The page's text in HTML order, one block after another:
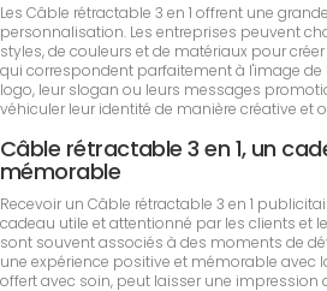
Les Câble rétractable 3 en 1 offrent une
personnalisation. Les entreprises peuvent
styles, de couleurs et de matériaux pour
qui correspondent parfaitement à l'image de
logo, leur slogan ou leurs messages
véhiculer leur identité de manière créative et
Câble rétractable 3 en 1, un
mémorable
Recevoir un Câble rétractable 3 en 1
cadeau utile et attentionné par les clients et
sont souvent associés à des moments de
une expérience positive et mémorable avec
offert avec soin, peut laisser une impression